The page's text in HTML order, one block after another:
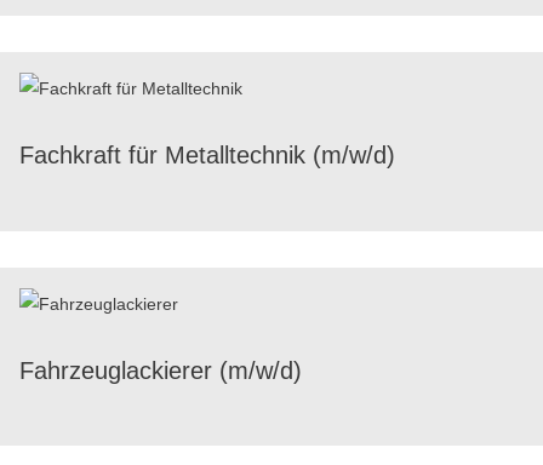
Fach­kraft für Metall­tech­nik (m/​w/​d)
Fahr­zeug­la­ckie­rer (m/​w/​d)